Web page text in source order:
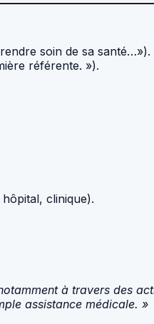
soin de sa santé…»).
référente. »).
clinique).
à travers des
assistance médicale. »